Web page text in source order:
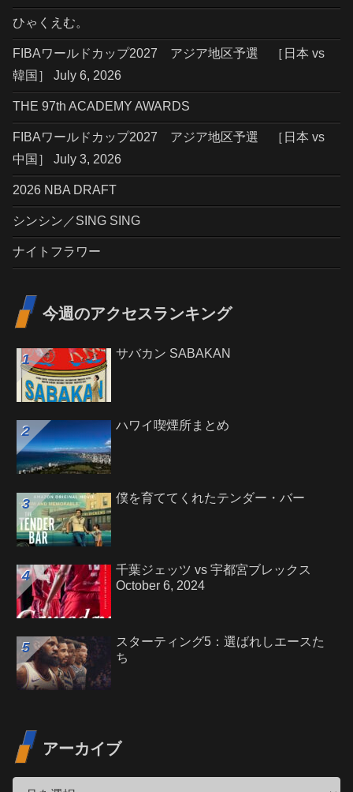
ひゃくえむ。
FIBAワールドカップ2027 アジア地区予選 ［日本 vs
韓国］ July 6, 2026
THE 97th ACADEMY AWARDS
FIBAワールドカップ2027 アジア地区予選 ［日本 vs
中国］ July 3, 2026
2026 NBA DRAFT
シンシン／SING SING
ナイトフラワー
今週のアクセスランキング
サバカン SABAKAN
ハワイ喫煙所まとめ
僕を育ててくれたテンダー・バー
千葉ジェッツ vs 宇都宮ブレックス
October 6, 2024
スターティング5：選ばれしエースた
ち
アーカイブ